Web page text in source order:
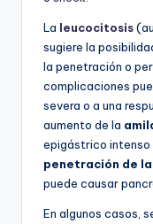
La leucocitosis
sugiere la
la penetración o
complicaciones
severa o a una
aumento de la
epigástrico intenso
penetración de
puede causar
En algunos casos,